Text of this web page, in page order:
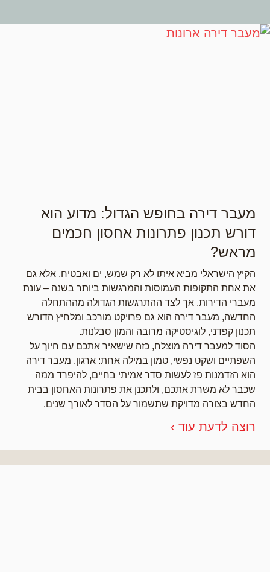
מעבר דירה בחופש הגדול: מדוע הוא
דורש תכנון פתרונות אחסון חכמים
מראש?
הקיץ הישראלי מביא איתו לא רק שמש, ים ואבטיח, אלא גם
את אחת התקופות העמוסות והמרגשות ביותר בשנה – עונת
מעברי הדירות. אך לצד ההתרגשות הגדולה מההתחלה
החדשה, מעבר דירה הוא גם פרויקט מורכב ומלחיץ הדורש
תכנון קפדני, לוגיסטיקה מרובה והמון סבלנות.
הסוד למעבר דירה מוצלח, כזה שישאיר אתכם עם חיוך על
השפתיים ושקט נפשי, טמון במילה אחת: ארגון. מעבר דירה
הוא הזדמנות פז לעשות סדר אמיתי בחיים, להיפרד ממה
שכבר לא משרת אתכם, ולתכנן את פתרונות האחסון בבית
החדש בצורה מדויקת שתשמור על הסדר לאורך שנים.
רוצה לדעת עוד ›